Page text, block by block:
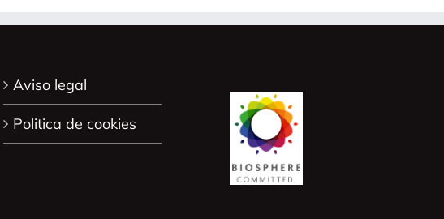
Aviso legal
Politica de cookies